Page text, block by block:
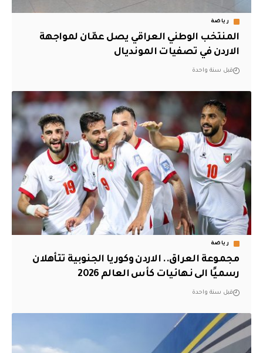
رياضة
المنتخب الوطني العراقي يصل عمّان لمواجهة
الاردن في تصفيات المونديال
قبل سنة واحدة
رياضة
مجموعة العراق.. الاردن وكوريا الجنوبية تتأهلان
رسميًا الى نهائيات كأس العالم 2026
قبل سنة واحدة